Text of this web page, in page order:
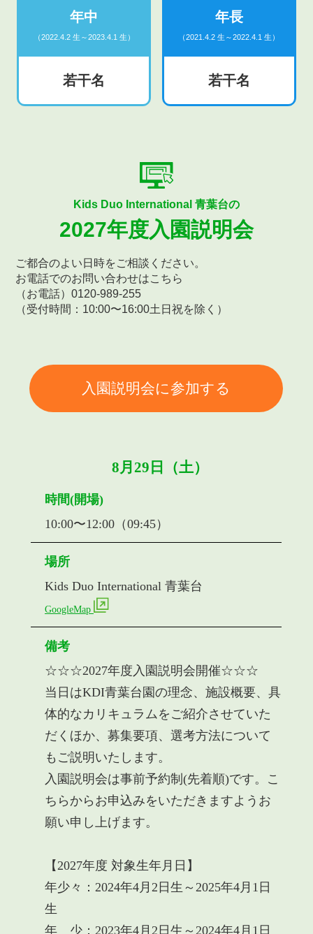
年中
（2022.4.2 生～2023.4.1 生）
若干名
年長
（2021.4.2 生～2022.4.1 生）
若干名
Kids Duo International 青葉台の
2027年度入園説明会
ご都合のよい日時をご相談ください。
お電話でのお問い合わせはこちら
（お電話）0120-989-255
（受付時間：10:00〜16:00土日祝を除く）